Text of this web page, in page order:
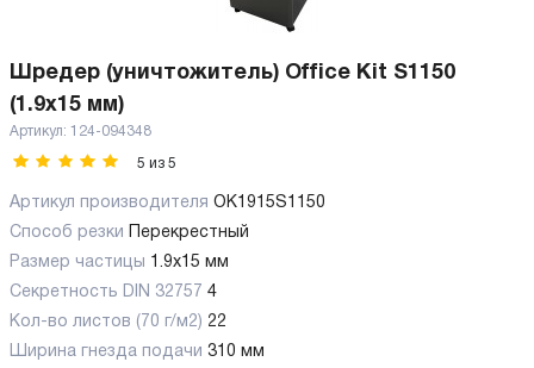
Шредер (уничтожитель) Office Kit S1150
(1.9x15 мм)
Артикул: 124-094348
5 из 5
Артикул производителя OK1915S1150
Способ резки
Перекрестный
Размер частицы
1.9x15 мм
Секретность DIN 32757 4
Кол-во листов (70 г/м2) 22
Ширина гнезда подачи 310 мм